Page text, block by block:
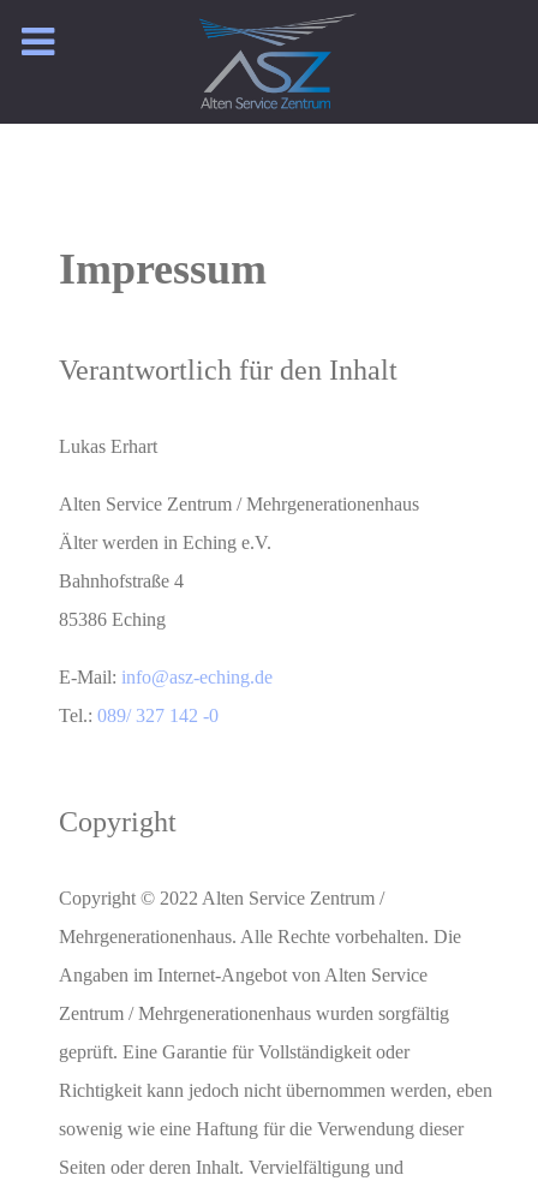
Impressum
Verantwortlich für den Inhalt
Lukas Erhart
Alten Service Zentrum / Mehrgenerationenhaus
Älter werden in Eching e.V.
Bahnhofstraße 4
85386 Eching
E-Mail: info@asz-eching.de
Tel.: 089/ 327 142 -0
Copyright
Copyright © 2022 Alten Service Zentrum /
Mehrgenerationenhaus. Alle Rechte vorbehalten. Die
Angaben im Internet-Angebot von Alten Service
Zentrum / Mehrgenerationenhaus wurden sorgfältig
geprüft. Eine Garantie für Vollständigkeit oder
Richtigkeit kann jedoch nicht übernommen werden, eben
sowenig wie eine Haftung für die Verwendung dieser
Seiten oder deren Inhalt. Vervielfältigung und